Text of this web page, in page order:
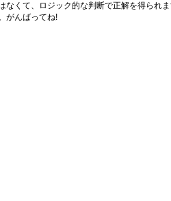
くて、ロジック的な判断で正解を得られ
がんばってね!